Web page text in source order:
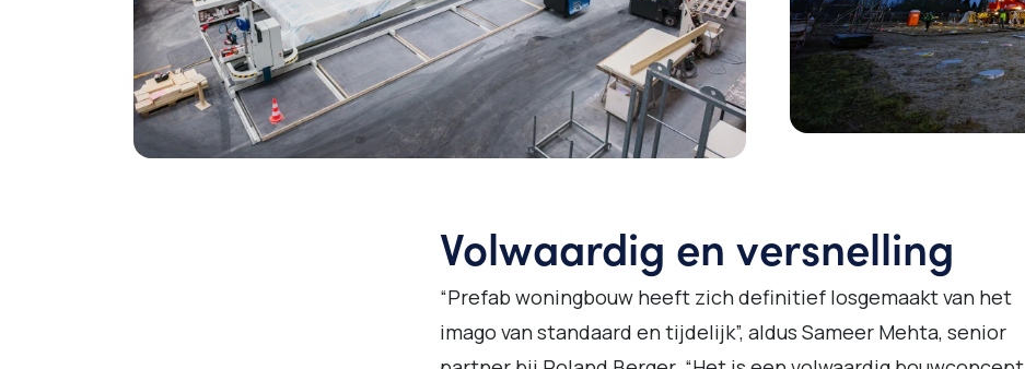
Volwaardig en versnelling
“Prefab woningbouw heeft zich definitief losgemaakt van het
imago van standaard en tijdelijk”, aldus Sameer Mehta, senior